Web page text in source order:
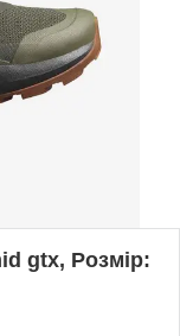
gtx, Розмір: